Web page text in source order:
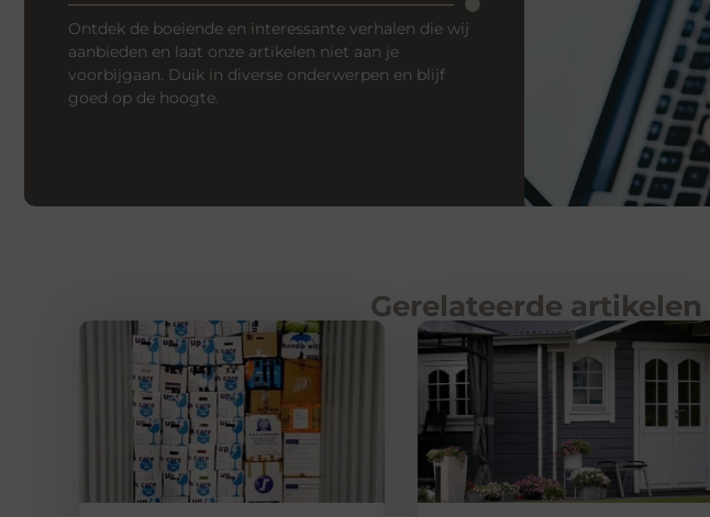
Ontdek de boeiende en interessante verhalen die wij
aanbieden en laat onze artikelen niet aan je
voorbijgaan. Duik in diverse onderwerpen en blijf
goed op de hoogte.
Gerelateerde artikelen